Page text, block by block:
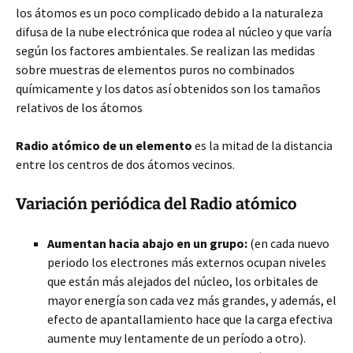
los átomos es un poco complicado debido a la naturaleza
difusa de la nube electrónica que rodea al núcleo y que varía
según los factores ambientales. Se realizan las medidas
sobre muestras de elementos puros no combinados
químicamente y los datos así obtenidos son los tamaños
relativos de los átomos
Radio atómico de un elemento es la mitad de la distancia
entre los centros de dos átomos vecinos.
Variación periódica del Radio atómico
Aumentan hacia abajo en un grupo: (en cada nuevo
periodo los electrones más externos ocupan niveles
que están más alejados del núcleo, los orbitales de
mayor energía son cada vez más grandes, y además, el
efecto de apantallamiento hace que la carga efectiva
aumente muy lentamente de un período a otro).